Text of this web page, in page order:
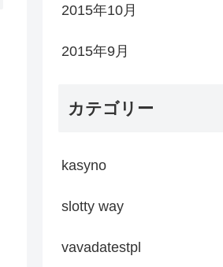
2015年10月
2015年9月
カテゴリー
kasyno
slotty way
vavadatestpl